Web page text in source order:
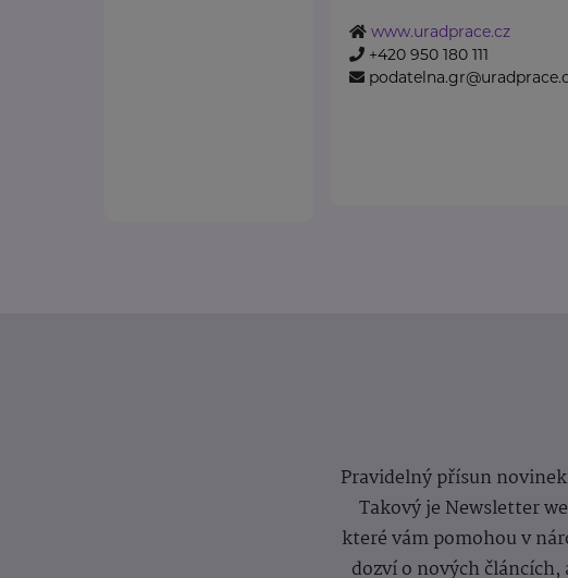
www.uradprace.cz
+420 950 180 111
Pravidelný přísun
Takový je Newsletter
které vám pomohou v
dozví o nových